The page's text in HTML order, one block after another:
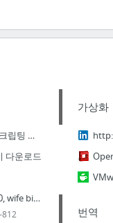
고급 Bash 스크립팅 가이드
다운로드
rehdat - rio80, wife birth
812
가상화
번역